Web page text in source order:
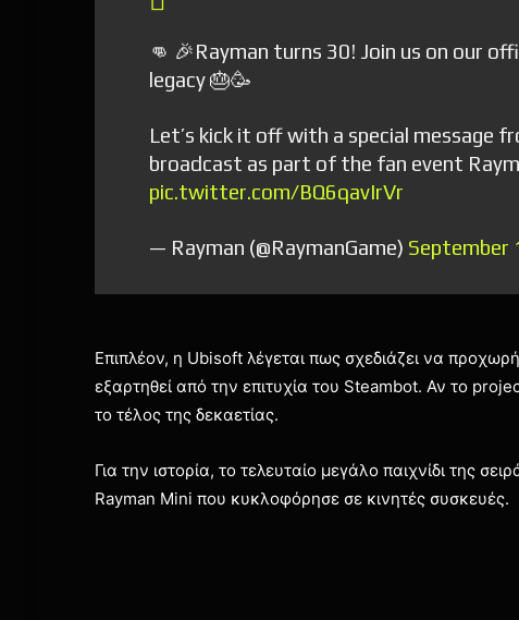
👊 🎉Rayman turns 30! Join us on our
legacy 🎂🥳
Let’s kick it off with a special message
broadcast as part of the fan event
pic.twitter.com/BQ6qavIrVr
— Rayman (@RaymanGame) September
Επιπλέον, η Ubisoft λέγεται πως σχεδιάζει να
εξαρτηθεί από την επιτυχία του Steambot. Αν το
το τέλος της δεκαετίας.
Για την ιστορία, το τελευταίο μεγάλο παιχνίδι της
Rayman Mini που κυκλοφόρησε σε κινητές συσκευές.